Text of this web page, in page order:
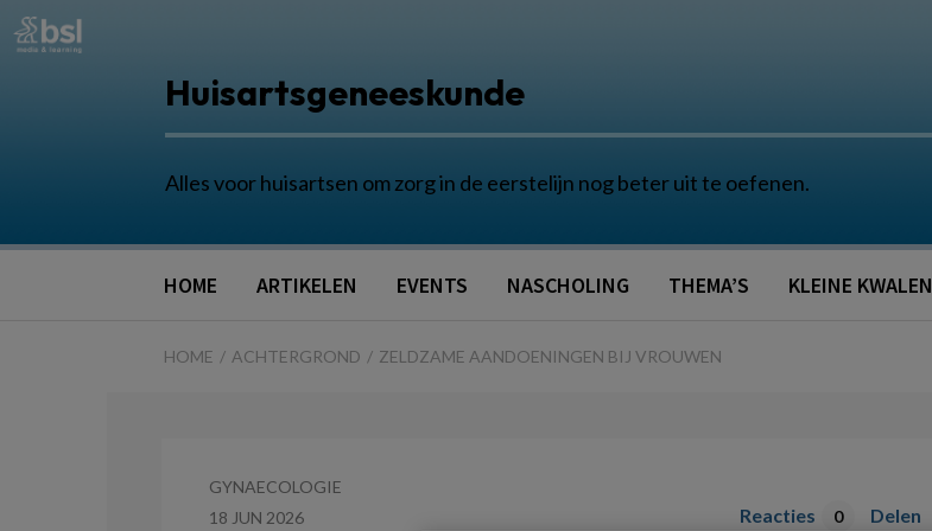
Huisartsgeneeskunde
Alles voor huisartsen om zorg in de eerstelijn nog beter uit te oefenen.
HOME ARTIKELEN EVENTS NASCHOLING THEMA’S KLEINE KWALEN
HOME ACHTERGROND ZELDZAME AANDOENINGEN BIJ VROUWEN
GYNAECOLOGIE
18 JUN 2026
Reacties 0 Delen